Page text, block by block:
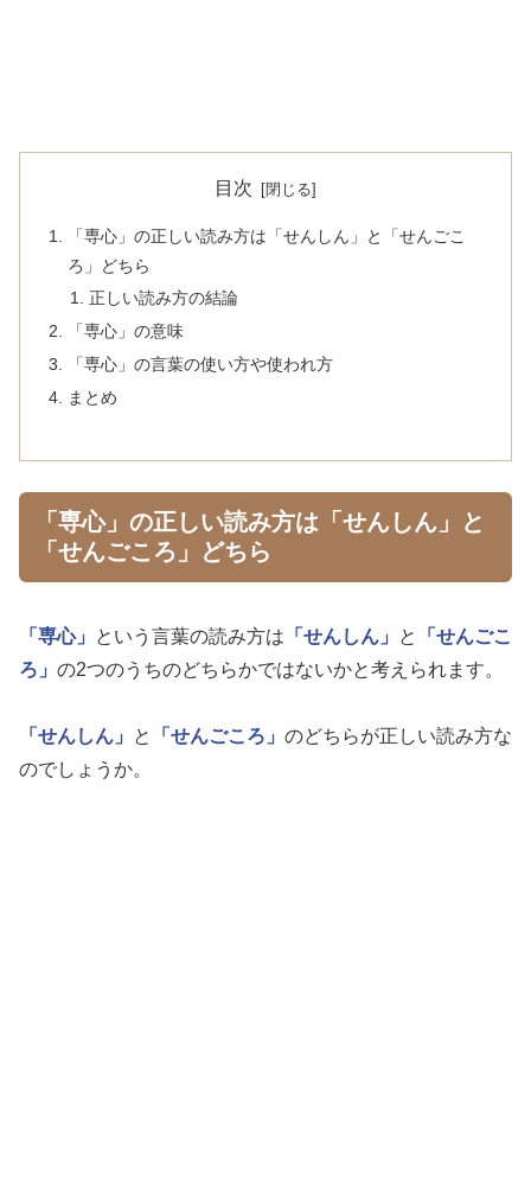
目次
「専心」の正しい読み方は「せんしん」と「せんごこ
ろ」どちら
正しい読み方の結論
「専心」の意味
「専心」の言葉の使い方や使われ方
まとめ
「専心」の正しい読み方は「せんしん」と
「せんごころ」どちら
「専心」 という言葉の読み方は 「せんしん」 と
「せんごこ
ろ」 の2つのうちのどちらかではないかと考えられます。
「せんしん」 と 「せんごころ」 のどちらが正しい読み方な
のでしょうか。